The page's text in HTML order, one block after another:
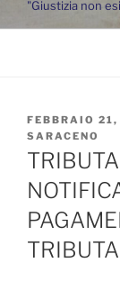
"Giustizia non
PUBBLICATO
IL
FEBBRAIO
SARACENO